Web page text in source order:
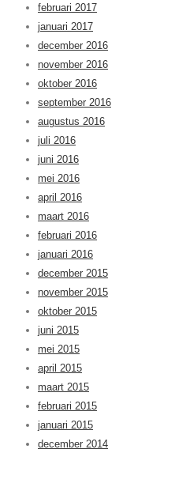
februari 2017
januari 2017
december 2016
november 2016
oktober 2016
september 2016
augustus 2016
juli 2016
juni 2016
mei 2016
april 2016
maart 2016
februari 2016
januari 2016
december 2015
november 2015
oktober 2015
juni 2015
mei 2015
april 2015
maart 2015
februari 2015
januari 2015
december 2014